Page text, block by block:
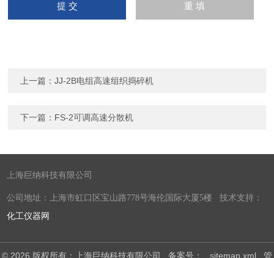
上一篇：JJ-2B电组高速组织捣碎机
下一篇： FS-2可调高速分散机
上海巨纳科技有限公司
公司地址：上海市虹口区宝山路778号海伦国际大厦5楼 技术支持：
化工仪器网
© 2026 版权所有：上海巨纳科技有限公司 备案号： sitemap.xml 管